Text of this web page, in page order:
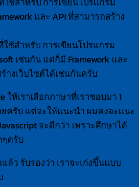
และ API ที่สามารถสร้าง
ใช้สำหรับ การเขียนโปรแกรม
เช่นกัน แต่ก็มี Framework และ
างเว็บไซต์ได้เช่นกันครับ
ให้เราเลือกภาษาที่เราชอบมา 1
ครับ แต่จะให้แนะนำ ผมคงจะแนะ
จะดีกว่า เพราะศึกษาได้
ครับ
ล้ว รับรองว่า เราจะเก่งขึ้นแบบ